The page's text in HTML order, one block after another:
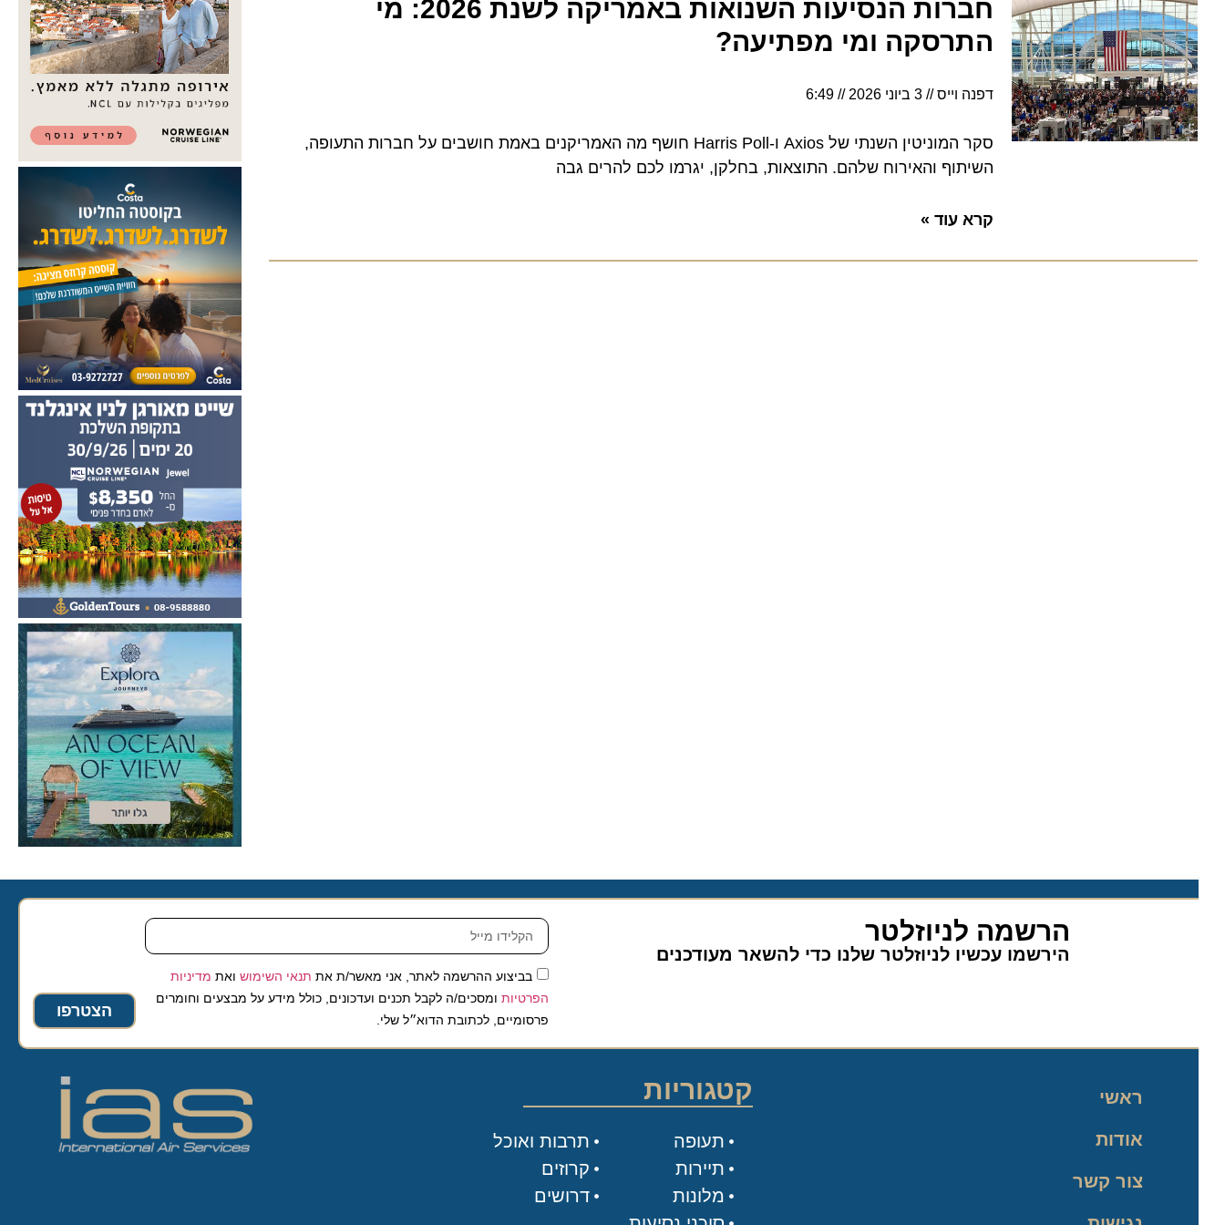
חברות הנסיעות השנואות באמריקה לשנת 2026: מי
התרסקה ומי מפתיעה?
דפנה וייס 3 ביוני 2026 6:49
סקר המוניטין השנתי של Axios ו-Harris Poll חושף מה האמריקנים באמת חושבים על חברות התעופה,
השיתוף והאירוח שלהם. התוצאות, בחלקן, יגרמו לכם להרים גבה
קרא עוד »
הרשמה לניוזלטר
הירשמו עכשיו לניוזלטר שלנו כדי להשאר מעודכנים
בביצוע ההרשמה לאתר, אני מאשר/ת אתתנאי השימושואת מדיניות
הפרטיותומסכים/ה לקבל תכנים ועדכונים, כולל מידע על מבצעים וחומרים
פרסומיים, לכתובת הדוא״ל שלי.
הצטרפו
ראשי
אודות
צור קשר
קטגוריות
תעופה
תיירות
מלונות
תרבות ואוכל
קרוזים
דרושים